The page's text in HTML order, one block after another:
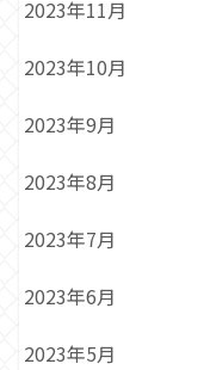
2023年11月
2023年10月
2023年9月
2023年8月
2023年7月
2023年6月
2023年5月